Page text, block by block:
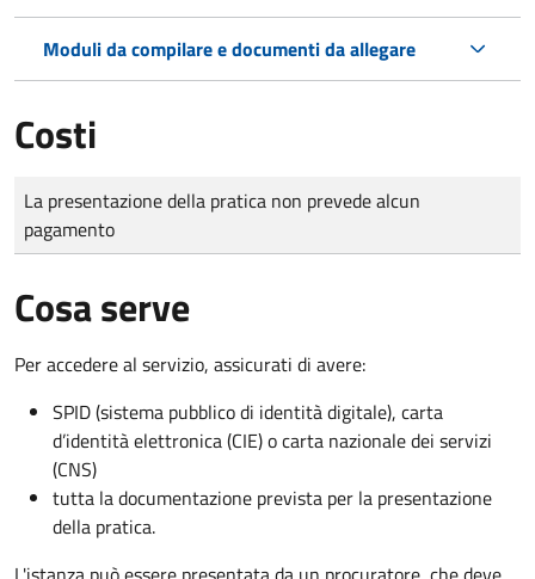
Moduli da compilare e documenti da allegare
Costi
Tipo di pagamento
Importo
La presentazione della pratica non prevede alcun
pagamento
Cosa serve
Per accedere al servizio, assicurati di avere:
SPID (sistema pubblico di identità digitale), carta
d’identità elettronica (CIE) o carta nazionale dei servizi
(CNS)
tutta la documentazione prevista per la presentazione
della pratica.